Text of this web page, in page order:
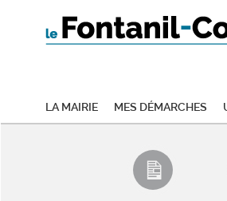
La mairie Mes démarches